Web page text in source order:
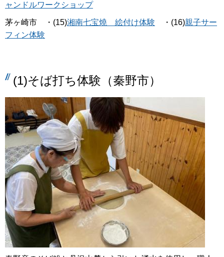
ャンドルワークショップ
茅ヶ崎市 ・(15)湘南七宝燒 絵付け体験 ・(16)親子サー
フィン体験
(1)そば打ち体験（秦野市）